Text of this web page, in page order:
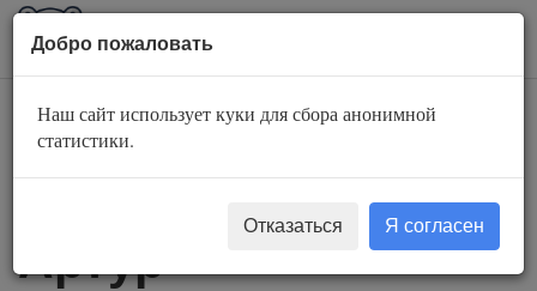
AuBook.org
Слушать
аудиокниги Каджар
Артур
Добро пожаловать
Наш сайт использует куки для сбора анонимной
статистики.
Отказаться Я согласен